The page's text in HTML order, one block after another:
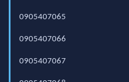
0905407065
0905407066
0905407067